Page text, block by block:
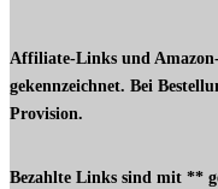
Affiliate-Links und
gekennzeichnet. Bei
Provision.
Bezahlte Links sind mit **